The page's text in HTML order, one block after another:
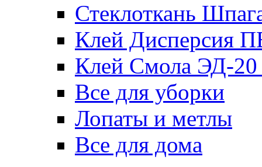
Стеклоткань
Клей Дисперсия
Клей Смола ЭД-20
Все для уборки
Лопаты и метлы
Все для дома